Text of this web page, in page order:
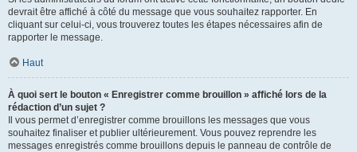
devrait être affiché à côté du message que vous souhaitez rapporter. En
cliquant sur celui-ci, vous trouverez toutes les étapes nécessaires afin de
rapporter le message.
Haut
À quoi sert le bouton « Enregistrer comme brouillon » affiché lors de la
rédaction d’un sujet ?
Il vous permet d’enregistrer comme brouillons les messages que vous
souhaitez finaliser et publier ultérieurement. Vous pouvez reprendre les
messages enregistrés comme brouillons depuis le panneau de contrôle de